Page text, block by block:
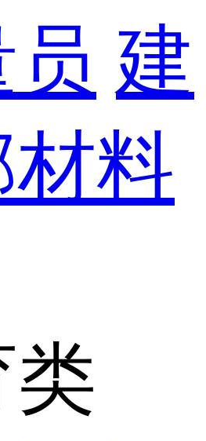
建
料